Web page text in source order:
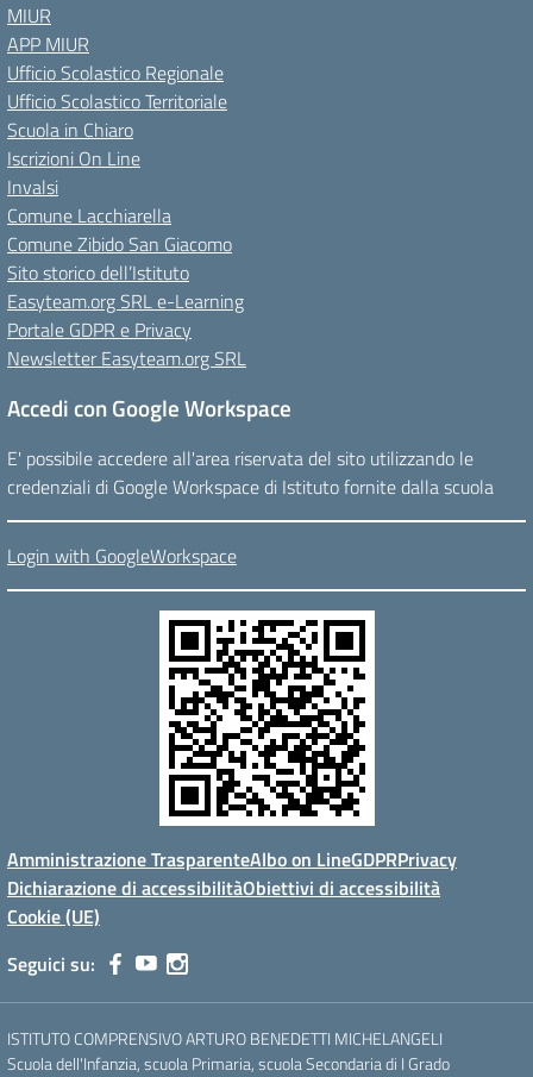
MIUR
APP MIUR
Ufficio Scolastico Regionale
Ufficio Scolastico Territoriale
Scuola in Chiaro
Iscrizioni On Line
Invalsi
Comune Lacchiarella
Comune Zibido San Giacomo
Sito storico dell’Istituto
Easyteam.org SRL e-Learning
Portale GDPR e Privacy
Newsletter Easyteam.org SRL
Accedi con Google Workspace
E' possibile accedere all'area riservata del sito utilizzando le
credenziali di Google Workspace di Istituto fornite dalla scuola
Login with GoogleWorkspace
Amministrazione TrasparenteAlbo on LineGDPRPrivacy
Dichiarazione di accessibilitàObiettivi di accessibilità
Cookie (UE)
Seguici su:
ISTITUTO COMPRENSIVO ARTURO BENEDETTI MICHELANGELI
Scuola dell'Infanzia, scuola Primaria, scuola Secondaria di I Grado